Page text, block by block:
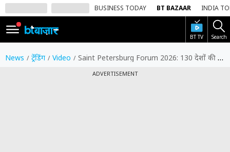
BUSINESS TODAY BT BAZAAR INDIA
BT TV Search
SIGN
IN
News ट्रेंडिंग Video Saint Petersburg Forum 2026: 130 देशों की मौजूदगी में रूस ने दुनिया को दिखाई अपनी आर्थिक ताकत
ADVERTISEMENT